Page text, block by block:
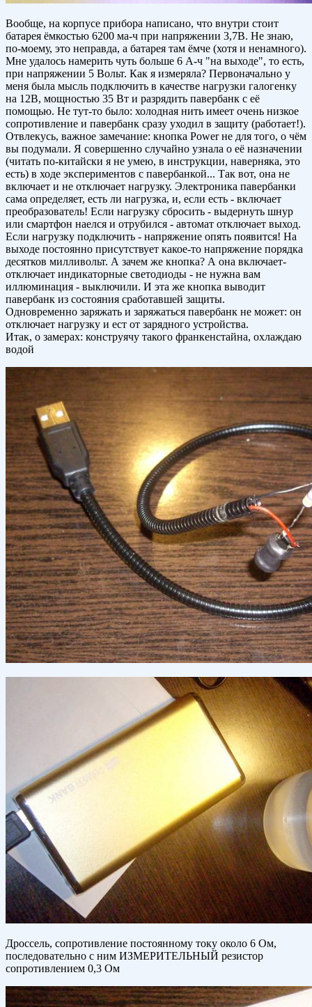
Вообще, на корпусе прибора написано, что внутри стоит
батарея ёмкостью 6200 ма-ч при напряжении 3,7В. Не знаю,
по-моему, это неправда, а батарея там ёмче (хотя и ненамного).
Мне удалось намерить чуть больше 6 А-ч "на выходе", то есть,
при напряжении 5 Вольт. Как я измеряла? Первоначально у
меня была мысль подключить в качестве нагрузки галогенку
на 12В, мощностью 35 Вт и разрядить павербанк с её
помощью. Не тут-то было: холодная нить имеет очень низкое
сопротивление и павербанк сразу уходил в защиту (работает!).
Отвлекусь, важное замечание: кнопка Power не для того, о чём
вы подумали. Я совершенно случайно узнала о её назначении
(читать по-китайски я не умею, в инструкции, наверняка, это
есть) в ходе экспериментов с павербанкой... Так вот, она не
включает и не отключает нагрузку. Электроника павербанки
сама определяет, есть ли нагрузка, и, если есть - включает
преобразователь! Если нагрузку сбросить - выдернуть шнур
или смартфон наелся и отрубился - автомат отключает выход.
Если нагрузку подключить - напряжение опять появится! На
выходе постоянно присутствует какое-то напряжение порядка
десятков милливольт. А зачем же кнопка? А она включает-
отключает индикаторные светодиоды - не нужна вам
иллюминация - выключили. И эта же кнопка выводит
павербанк из состояния сработавшей защиты.
Одновременно заряжать и заряжаться павербанк не может: он
отключает нагрузку и ест от зарядного устройства.
Итак, о замерах: конструячу такого франкенстайна, охлаждаю
водой
Дроссель, сопротивление постоянному току около 6 Ом,
последовательно с ним ИЗМЕРИТЕЛЬНЫЙ резистор
сопротивлением 0,3 Ом